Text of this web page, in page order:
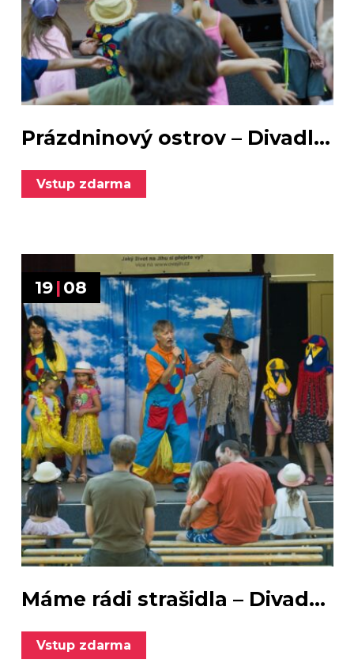
Prázdninový ostrov – Divadl...
Vstup zdarma
19 |08
Máme rádi strašidla – Divad...
Vstup zdarma